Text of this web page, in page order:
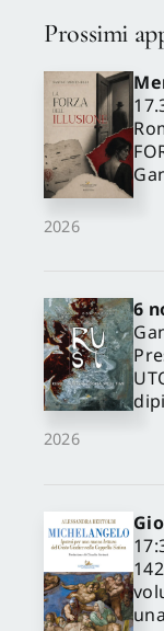
Prossimi
2026
2026
6